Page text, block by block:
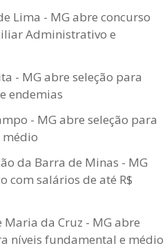
Lima - MG abre concurso
Administrativo e
- MG abre seleção para
endemias
- MG abre seleção para
médio
da Barra de Minas - MG
com salários de até R$
Maria da Cruz - MG abre
níveis fundamental e médio